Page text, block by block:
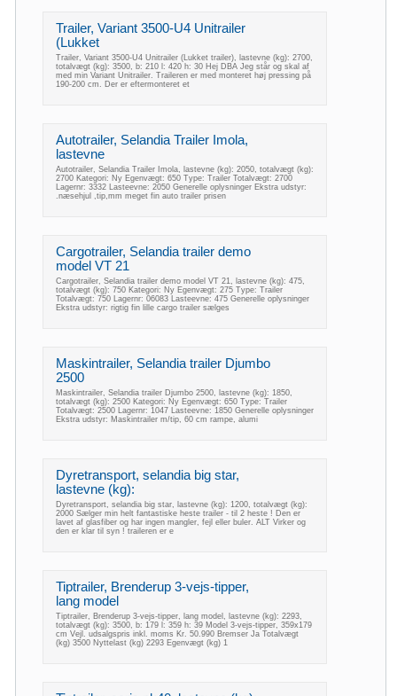
Trailer, Variant 3500-U4 Unitrailer
(Lukket
Trailer, Variant 3500-U4 Unitrailer (Lukket trailer), lastevne (kg): 2700,
totalvægt (kg): 3500, b: 210 l: 420 h: 30 Hej DBA Jeg står og skal af
med min Variant Unitrailer. Traileren er med monteret høj pressing på
190-200 cm. Der er eftermonteret et
Autotrailer, Selandia Trailer Imola,
lastevne
Autotrailer, Selandia Trailer Imola, lastevne (kg): 2050, totalvægt (kg):
2700 Kategori: Ny Egenvægt: 650 Type: Trailer Totalvægt: 2700
Lagernr: 3332 Lasteevne: 2050 Generelle oplysninger Ekstra udstyr:
.næsehjul ,tip,mm meget fin auto trailer prisen
Cargotrailer, Selandia trailer demo
model VT 21
Cargotrailer, Selandia trailer demo model VT 21, lastevne (kg): 475,
totalvægt (kg): 750 Kategori: Ny Egenvægt: 275 Type: Trailer
Totalvægt: 750 Lagernr: 06083 Lasteevne: 475 Generelle oplysninger
Ekstra udstyr: rigtig fin lille cargo trailer sælges
Maskintrailer, Selandia trailer Djumbo
2500
Maskintrailer, Selandia trailer Djumbo 2500, lastevne (kg): 1850,
totalvægt (kg): 2500 Kategori: Ny Egenvægt: 650 Type: Trailer
Totalvægt: 2500 Lagernr: 1047 Lasteevne: 1850 Generelle oplysninger
Ekstra udstyr: Maskintrailer m/tip, 60 cm rampe, alumi
Dyretransport, selandia big star,
lastevne (kg):
Dyretransport, selandia big star, lastevne (kg): 1200, totalvægt (kg):
2000 Sælger min helt fantastiske heste trailer - til 2 heste ! Den er
lavet af glasfiber og har ingen mangler, fejl eller buler. ALT Virker og
den er klar til syn ! traileren er e
Tiptrailer, Brenderup 3-vejs-tipper,
lang model
Tiptrailer, Brenderup 3-vejs-tipper, lang model, lastevne (kg): 2293,
totalvægt (kg): 3500, b: 179 l: 359 h: 39 Model 3-vejs-tipper, 359x179
cm Vejl. udsalgspris inkl. moms Kr. 50.990 Bremser Ja Totalvægt
(kg) 3500 Nyttelast (kg) 2293 Egenvægt (kg) 1